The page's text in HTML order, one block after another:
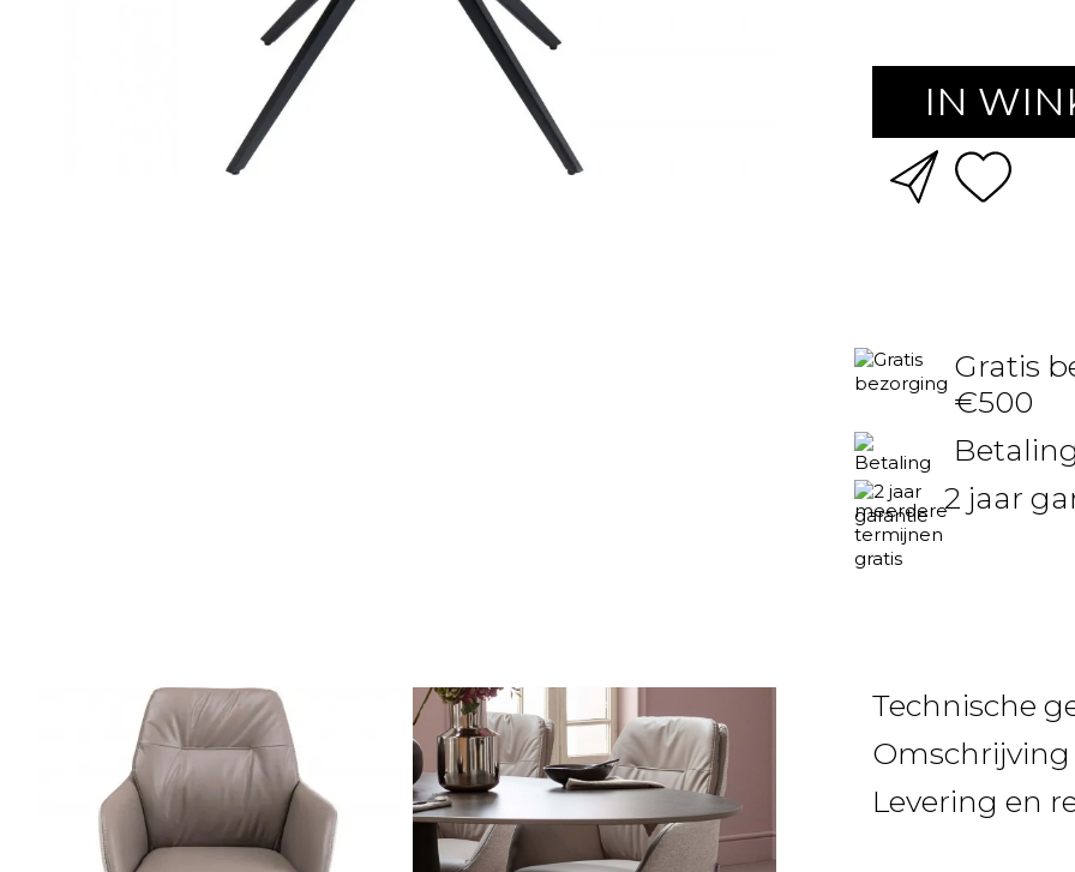
IN
Gratis
€500
2 jaar
Technische
Omschrijving
Levering en